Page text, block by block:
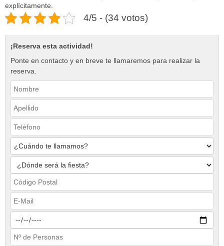
¡Reserva esta actividad!
Ponte en contacto y en breve te llamaremos para realizar la
reserva.
explícitamente.
4/5 - (34 votos)